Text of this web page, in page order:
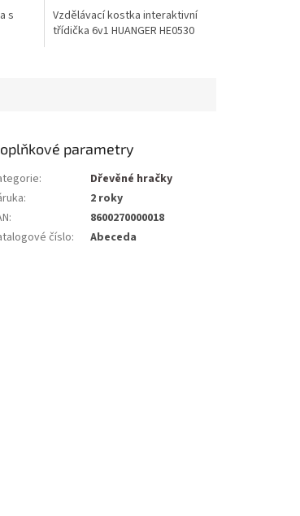
s
Vzdělávací kostka interaktivní
třídička 6v1 HUANGER HE0530
parametry
:
Dřevěné hračky
:
2 roky
:
8600270000018
číslo: Abeceda